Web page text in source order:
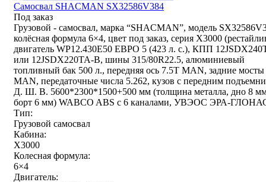
Самосвал SHACMAN SX32586V384
Под заказ
Грузовой - самосвал, марка “SHACMAN”, модель
колёсная формула 6×4, цвет под заказ, серия X3000
двигатель WP12.430E50 ЕВРО 5 (423 л. с.), КПП
или 12JSDX220TA-B, шины 315/80R22.5, алюминиевый
топливный бак 500 л., передняя ось 7.5T MAN, задние
MAN, передаточные числа 5.262, кузов с передним
Д. Ш. В. 5600*2300*1500+500 мм (толщина металла, дно 8
борт 6 мм) WABCO ABS с 6 каналами, УВЭОС ЭРА-
Тип:
Грузовой самосвал
Кабина:
X3000
Колесная формула:
6×4
Двигатель: